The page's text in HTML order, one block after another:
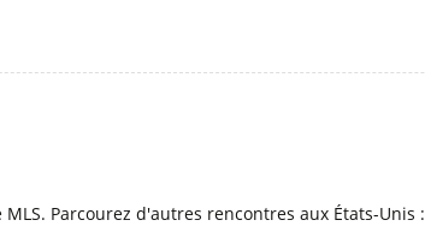
Parcourez d'autres rencontres aux États-Unis :